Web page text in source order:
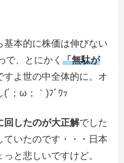
基本的に株価は伸びない
で、とにかく 「無駄が
すよ世の中全体的に。オ
；ω；｀)ﾌﾞﾜｯ
回したのが大正解でした
ていたのです・・・日本
と悲しいですけど。